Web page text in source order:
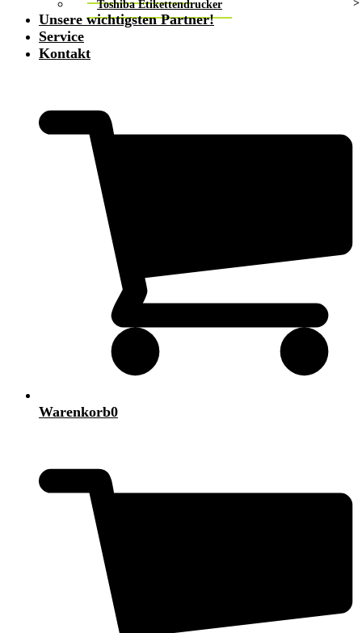
Toshiba Etikettendrucker
Unsere wichtigsten Partner!
Service
Kontakt
Warenkorb0